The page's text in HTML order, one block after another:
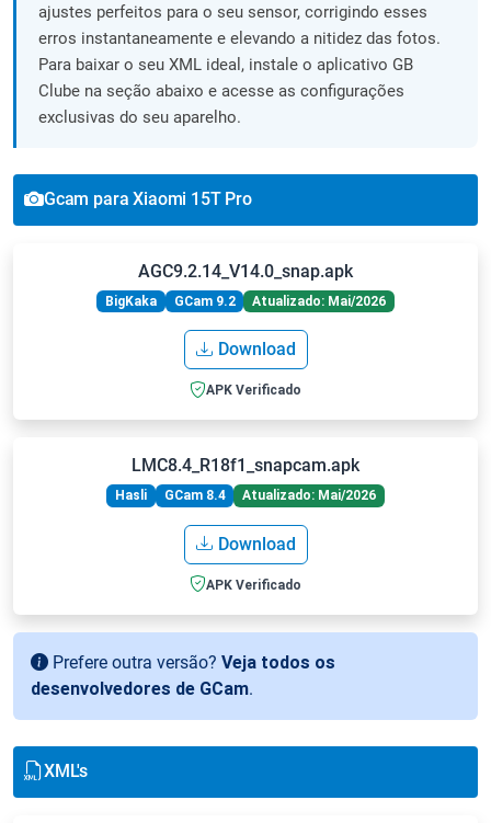
ajustes perfeitos para o seu sensor, corrigindo esses
erros instantaneamente e elevando a nitidez das fotos.
Para baixar o seu XML ideal, instale o aplicativo GB
Clube na seção abaixo e acesse as configurações
exclusivas do seu aparelho.
Gcam para Xiaomi 15T Pro
AGC9.2.14_V14.0_snap.apk
BigKaka GCam 9.2 Atualizado: Mai/2026
Download
APK Verificado
LMC8.4_R18f1_snapcam.apk
Hasli GCam 8.4 Atualizado: Mai/2026
Download
APK Verificado
Prefere outra versão? Veja todos os
desenvolvedores de GCam.
XML's